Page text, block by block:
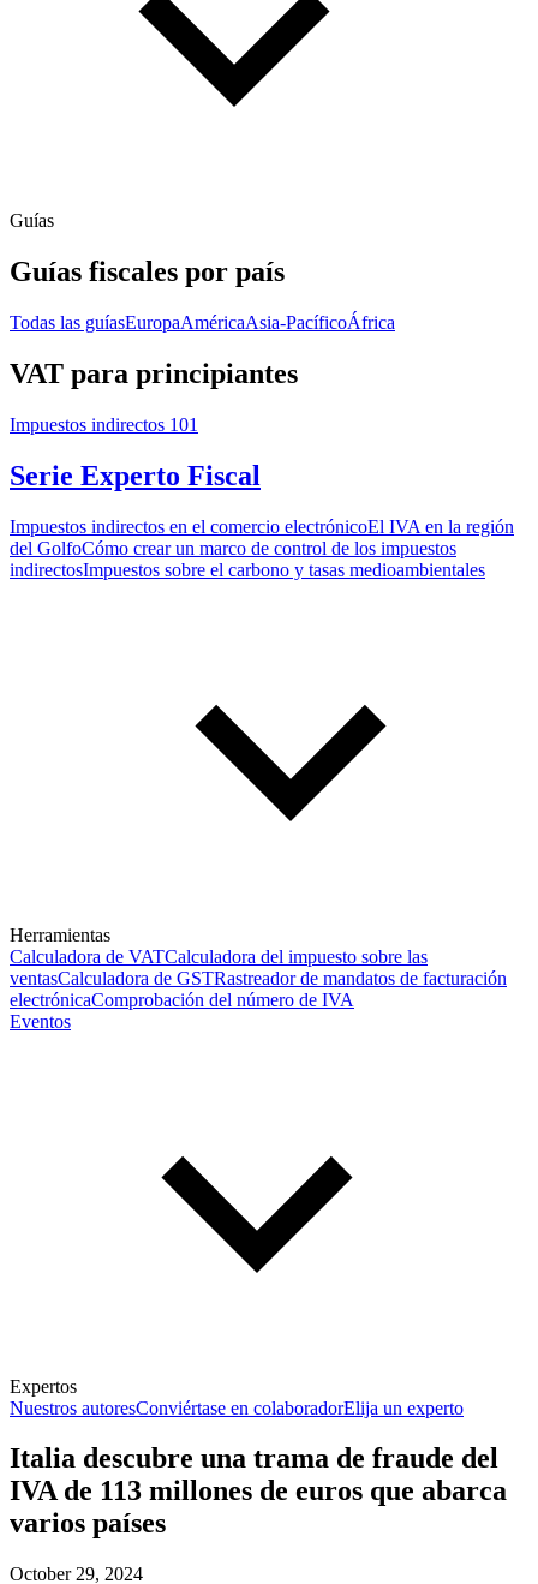
Guías
Guías fiscales por país
Todas las guíasEuropaAméricaAsia-PacíficoÁfrica
VAT para principiantes
Impuestos indirectos 101
Serie Experto Fiscal
Impuestos indirectos en el comercio electrónicoEl IVA en la región
del GolfoCómo crear un marco de control de los impuestos
indirectosImpuestos sobre el carbono y tasas medioambientales
Herramientas
Calculadora de VATCalculadora del impuesto sobre las
ventasCalculadora de GSTRastreador de mandatos de facturación
electrónicaComprobación del número de IVA
Eventos
Expertos
Nuestros autoresConviértase en colaboradorElija un experto
Italia descubre una trama de fraude del
IVA de 113 millones de euros que abarca
varios países
October 29, 2024